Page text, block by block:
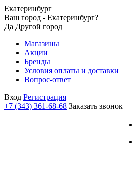
Екатеринбург
Ваш город - Екатеринбург?
Да Другой город
Магазины
Акции
Бренды
Условия оплаты и доставки
Вопрос-ответ
Вход Регистрация
+7 (343) 361-68-68 Заказать звонок